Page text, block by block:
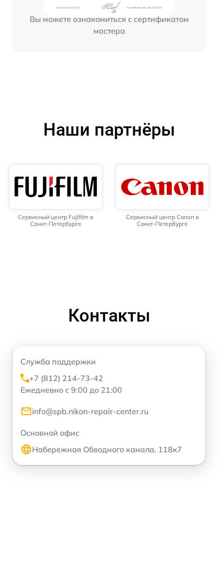
Вы можете ознакомиться с сертификатом
мастера
Наши партнёры
Сервисный центр Fujifilm в
Санкт-Петербурге
Сервисный центр Canon в
Санкт-Петербурге
Контакты
Служба поддержки
+7 (812) 214-73-42
Ежедневно с 9:00 до 21:00
info@spb.nikon-repair-center.ru
Основной офис
Набережная Обводного канала, 118к7